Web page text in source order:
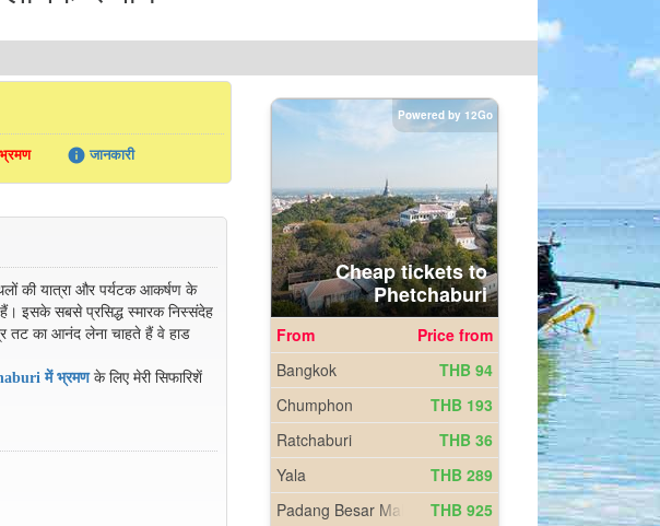
भ्रमण info जानकारी
की यात्रा और पर्यटक आकर्षण के
इसके सबसे प्रसिद्ध स्मारक निस्संदेह
तट का आनंद लेना चाहते हैं वे हाड
में भ्रमणके लिए मेरी सिफारिशें